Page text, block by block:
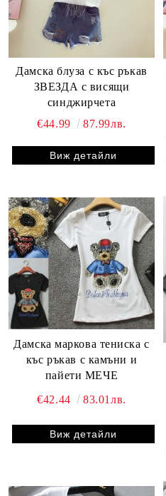
Дамска блуза с къс ръкав
ЗВЕЗДА с висящи
синджирчета
€44.99
87.99лв.
Виж детайли
Дамска маркова тениска с
къс ръкав с камъни и
пайети МЕЧЕ
€42.44 83.01лв.
Виж детайли